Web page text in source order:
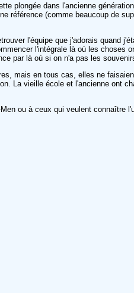
plongée dans l'ancienne
référence (comme beaucoup de
l'équipe que j'adorais quand
l'intégrale là où les
par là où si on n'a pas les
mais en tous cas, elles ne
La vieille école et l'ancienne ont
ou à ceux qui veulent connaître